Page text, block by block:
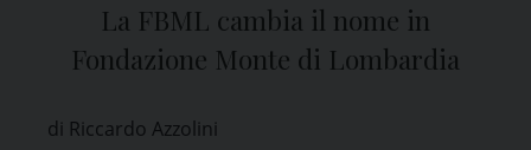
La FBML cambia il nome in
Fondazione Monte di Lombardia
di Riccardo Azzolini